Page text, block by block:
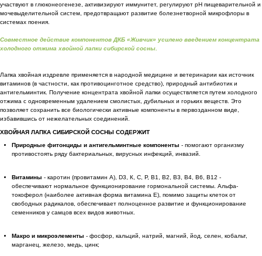
участвуют в глюконеогенезе, активизируют иммунитет, регулируют pH пищеварительной и
мочевыделительной систем, предотвращают развитие болезнетворной микрофлоры в
системах поения.
Совместное действие компонентов ДКБ «Живчик» усилено введением концентрата
холодного отжима хвойной лапки сибирской сосны.
Лапка хвойная издревле применяется в народной медицине и ветеринарии как источник
витаминов (в частности, как противоцинготное средство), природный антибиотик и
антигельминтик. Получение концентрата хвойной лапки осуществляется путем холодного
отжима с одновременным удалением смолистых, дубильных и горьких веществ. Это
позволяет сохранить все биологически активные компоненты в первозданном виде,
избавившись от нежелательных соединений.
ХВОЙНАЯ ЛАПКА СИБИРСКОЙ СОСНЫ СОДЕРЖИТ
Природные фитонциды и антигельминтные компоненты - помогают организму
противостоять ряду бактериальных, вирусных инфекций, инвазий.
Витамины - каротин (провитамин А), D3, К, С, Р, B1, B2, B3, B4, B6, B12 -
обеспечивают нормальное функционирование гормональной системы. Альфа-
токоферол (наиболее активная форма витамина Е), помимо защиты клеток от
свободных радикалов, обеспечивает полноценное развитие и функционирование
семенников у самцов всех видов животных.
Макро и микроэлементы - фосфор, кальций, натрий, магний, йод, селен, кобальт,
марганец, железо, медь, цинк;